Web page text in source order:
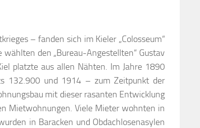
– fanden sich im Kieler „Colosseum“
den „Bureau-Angestellten“ Gustav
platzte aus allen Nähten. Im Jahre 1890
132.900 und 1914 – zum Zeitpunkt der
mit dieser rasanten Entwicklung
Mietwohnungen. Viele Mieter wohnten in
in Baracken und Obdachlosenasylen